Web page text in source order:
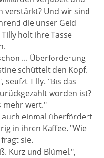
verstärkt? Und wir sind
die unser Geld
holt ihre Tasse
... Überforderung
schüttelt den Kopf.
seufzt Tilly. "Bis das
worden ist?
mehr wert."
einmal überfördert
in ihren Kaffee. "Wie
sie.
Kurz und Blümel.",